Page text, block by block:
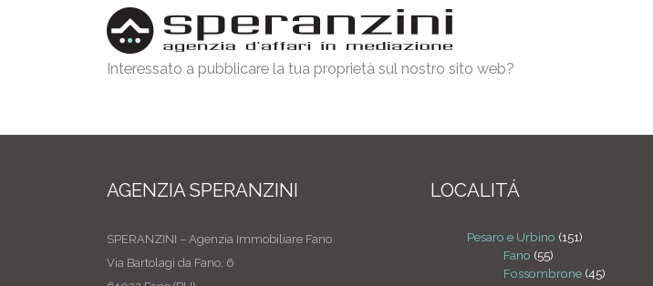
Interessato a pubblicare la tua proprietà sul nostro sito web?
AGENZIA SPERANZINI
SPERANZINI – Agenzia Immobiliare Fano
Via Bartolagi da Fano, 6
LOCALITÁ
Pesaro e Urbino (151)
Fano (55)
Fossombrone (45)